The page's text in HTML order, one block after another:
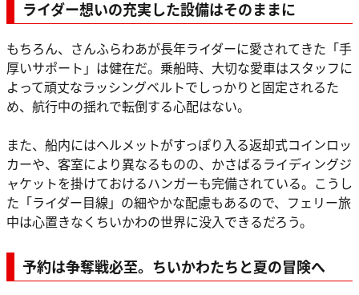
ライダー想いの充実した設備はそのままに
もちろん、さんふらわあが長年ライダーに愛されてきた「手
厚いサポート」は健在だ。乗船時、大切な愛車はスタッフに
よって頑丈なラッシングベルトでしっかりと固定されるた
め、航行中の揺れで転倒する心配はない。
また、船内にはヘルメットがすっぽり入る返却式コインロッ
カーや、客室により異なるものの、かさばるライディングジ
ャケットを掛けておけるハンガーも完備されている。こうし
た「ライダー目線」の細やかな配慮もあるので、フェリー旅
中は心置きなくちいかわの世界に没入できるだろう。
予約は争奪戦必至。ちいかわたちと夏の冒険へ